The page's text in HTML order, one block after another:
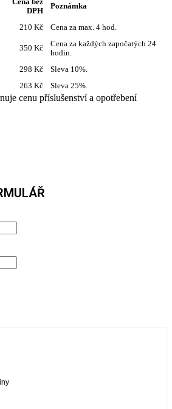
Cena bez
DPH
Poznámka
210 Kč Cena za max. 4 hod.
350 Kč
Cena za každých započatých 24
hodin.
298 Kč
Sleva 10%.
263 Kč Sleva 25%.
cenu příslušenství a opotřebení